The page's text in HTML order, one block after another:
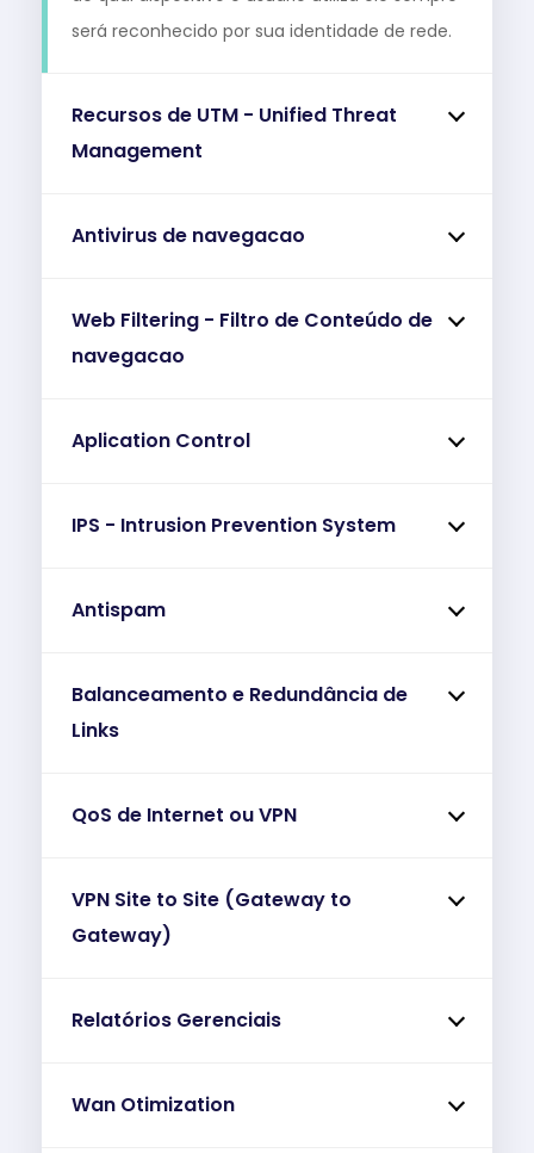
será reconhecido por sua identidade de rede.
Recursos de UTM - Unified Threat
Management
Antivirus de navegacao
Web Filtering - Filtro de Conteúdo de
navegacao
Aplication Control
IPS - Intrusion Prevention System
Antispam
Balanceamento e Redundância de
Links
QoS de Internet ou VPN
VPN Site to Site (Gateway to
Gateway)
Relatórios Gerenciais
Wan Otimization